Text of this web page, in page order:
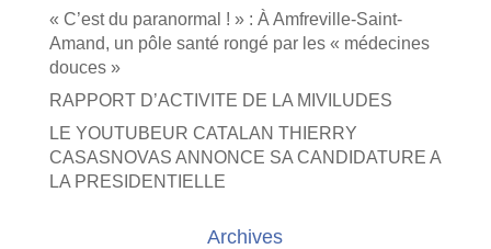
« C’est du paranormal ! » : À Amfreville-Saint-
Amand, un pôle santé rongé par les « médecines
douces »
RAPPORT D’ACTIVITE DE LA MIVILUDES
LE YOUTUBEUR CATALAN THIERRY
CASASNOVAS ANNONCE SA CANDIDATURE A
LA PRESIDENTIELLE
Archives